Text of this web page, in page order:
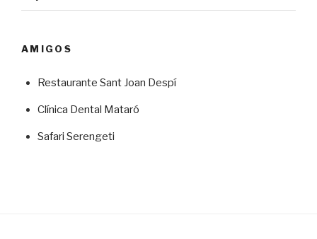
AMIGOS
Restaurante Sant Joan Despí
Clínica Dental Mataró
Safari Serengeti